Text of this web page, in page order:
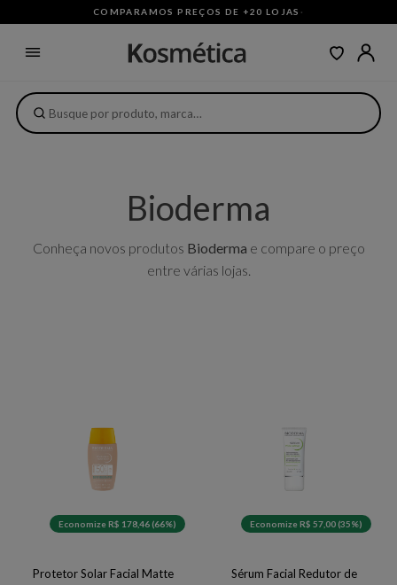
COMPARAMOS PREÇOS DE +20 LOJAS ·
Bioderma
Conheça novos produtos Bioderma e compare o preço
entre várias lojas.
Economize R$ 178,46 (66%)
Protetor Solar Facial Matte
Economize R$ 57,00 (35%)
Sérum Facial Redutor de